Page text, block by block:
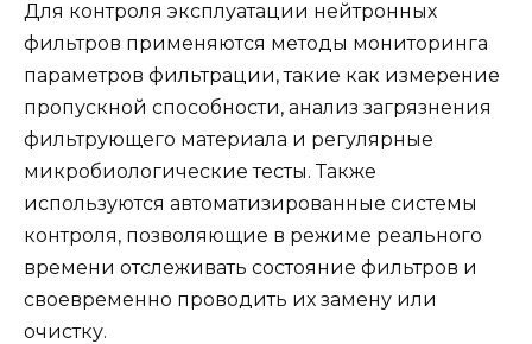
Для контроля эксплуатации нейтронных
фильтров применяются методы мониторинга
параметров фильтрации, такие как измерение
пропускной способности, анализ загрязнения
фильтрующего материала и регулярные
микробиологические тесты. Также
используются автоматизированные системы
контроля, позволяющие в режиме реального
времени отслеживать состояние фильтров и
своевременно проводить их замену или
очистку.